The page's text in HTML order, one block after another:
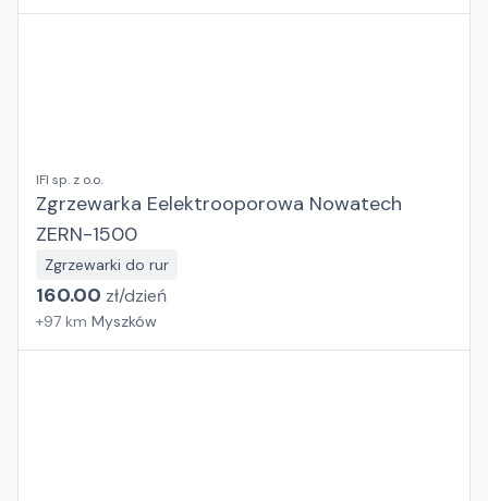
IFI sp. z o.o.
Zgrzewarka Eelektrooporowa Nowatech
ZERN-1500
Zgrzewarki do rur
160.00 zł/dzień
+97 km Myszków